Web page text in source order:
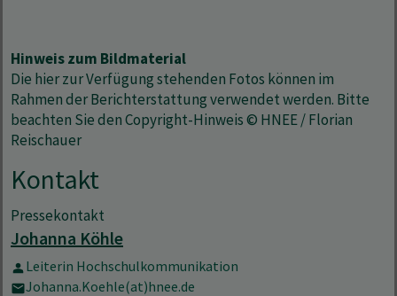
Kontakt
Pressekontakt
Johanna Köhle
Leiterin Hochschulkommunikation
Johanna.Koehle(at)hnee.de
Hinweis zum Bildmaterial
Die hier zur Verfügung stehenden Fotos können im
Rahmen der Berichterstattung verwendet werden. Bitte
beachten Sie den Copyright-Hinweis © HNEE / Florian
Reischauer